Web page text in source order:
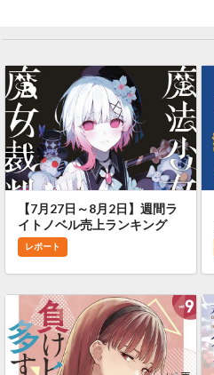
【7月27日～8月2日】週間ラ
イトノベル売上ランキング
レポート